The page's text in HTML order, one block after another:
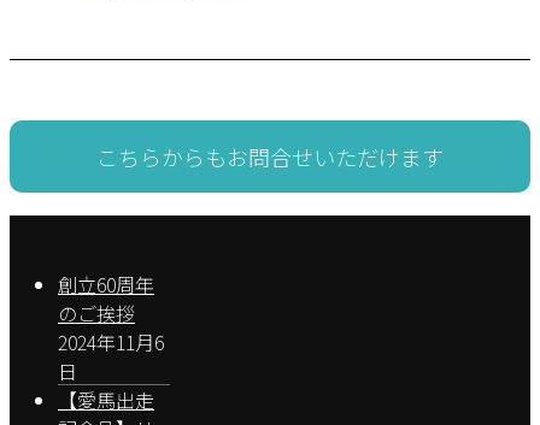
こちらからもお問合せいただけます
創立60周年
のご挨拶
2024年11月6
日
【愛馬出走